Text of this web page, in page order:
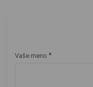
Vaše meno *